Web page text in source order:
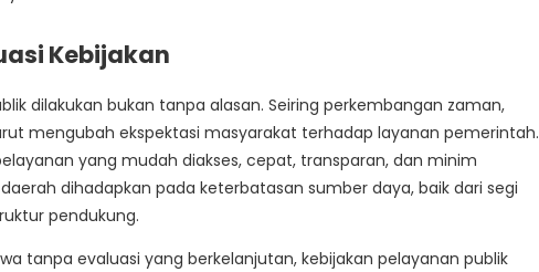
Kebijakan
dilakukan bukan tanpa alasan. Seiring perkembangan zaman,
mengubah ekspektasi masyarakat terhadap layanan pemerintah.
yang mudah diakses, cepat, transparan, dan minim
dihadapkan pada keterbatasan sumber daya, baik dari segi
pendukung.
tanpa evaluasi yang berkelanjutan, kebijakan pelayanan publik